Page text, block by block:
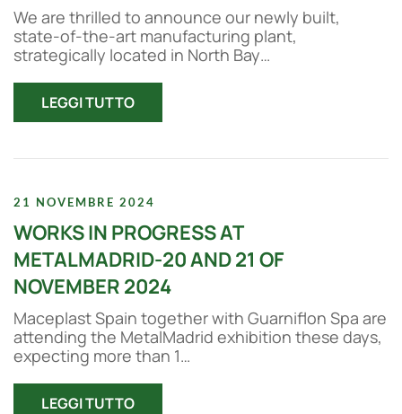
We are thrilled to announce our newly built,
state-of-the-art manufacturing plant,
strategically located in North Bay…
LEGGI TUTTO
21 NOVEMBRE 2024
WORKS IN PROGRESS AT
METALMADRID-20 AND 21 OF
NOVEMBER 2024
Maceplast Spain together with Guarniflon Spa are
attending the MetalMadrid exhibition these days,
expecting more than 1…
LEGGI TUTTO